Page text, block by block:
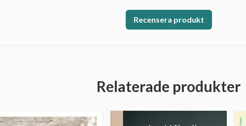
Recensera produkt
Relaterade produkter